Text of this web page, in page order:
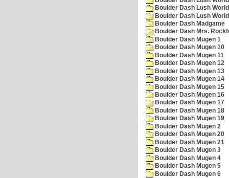
Boulder Dash Lush
Boulder Dash Lush
Boulder Dash Madgame
Boulder Dash Mrs.
Boulder Dash Mugen 1
Boulder Dash Mugen 10
Boulder Dash Mugen 11
Boulder Dash Mugen 12
Boulder Dash Mugen 13
Boulder Dash Mugen 14
Boulder Dash Mugen 15
Boulder Dash Mugen 16
Boulder Dash Mugen 17
Boulder Dash Mugen 18
Boulder Dash Mugen 19
Boulder Dash Mugen 2
Boulder Dash Mugen 20
Boulder Dash Mugen 21
Boulder Dash Mugen 3
Boulder Dash Mugen 4
Boulder Dash Mugen 5
Boulder Dash Mugen 6